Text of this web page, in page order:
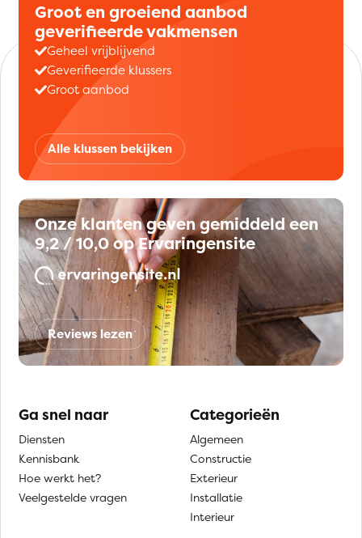
Groot en groeiend aanbod
geverifieerde vakmensen
Geheel vrijblijvend
Geverifieerde klussers
Groot aanbod
Alle klussen bekijken
Onze klanten geven gemiddeld een
9,2 / 10,0 op Ervaringensite
Reviews lezen
Ga snel naar
Diensten
Kennisbank
Hoe werkt het?
Veelgestelde vragen
Categorieën
Algemeen
Constructie
Exterieur
Installatie
Interieur